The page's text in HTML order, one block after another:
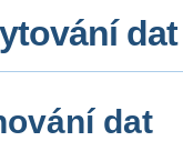
dat
dat